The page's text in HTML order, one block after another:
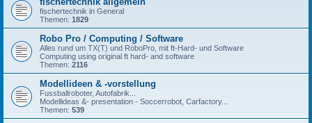
fischertechnik in General
Themen: 1829
Robo Pro / Computing / Software
Alles rund um TX(T) und RoboPro, mit ft-Hard- und Software
Computing using original ft hard- and software
Themen: 2116
Modellideen & -vorstellung
Fussballroboter, Autofabrik...
Modellideas &- presentation - Soccerrobot, Carfactory...
Themen: 539